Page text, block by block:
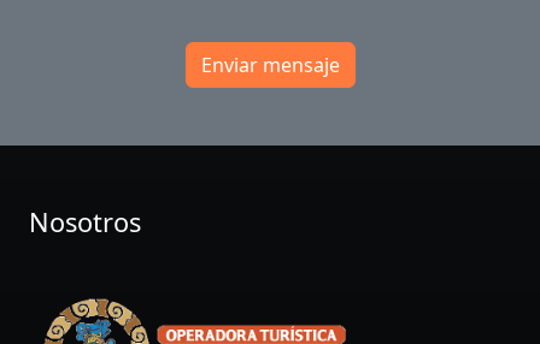
Enviar mensaje
Nosotros